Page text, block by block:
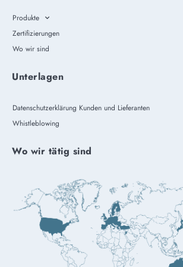
Produkte
Zertifizierungen
Wo wir sind
Unterlagen
Datenschutzerklärung Kunden und Lieferanten
Whistleblowing
Wo wir tätig sind